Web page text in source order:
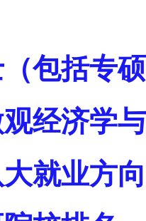
包括专
经济学
就业方